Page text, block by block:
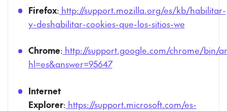
Firefox: http://support.mozilla.org/es/kb/habilitar-
y-deshabilitar-cookies-que-los-sitios-we
Chrome: http://support.google.com/chrome/bin/
hl=es&answer=95647
Internet
Explorer: https://support.microsoft.com/es-